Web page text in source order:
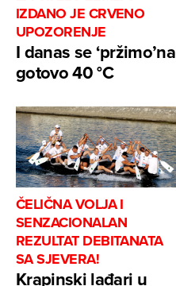
IZDANO JE CRVENO
UPOZORENJE
I danas se ‘pržimo’na
gotovo 40 °C
ČELIČNA VOLJA I
SENZACIONALAN
REZULTAT DEBITANATA
SA SJEVERA!
Krapinski lađari u